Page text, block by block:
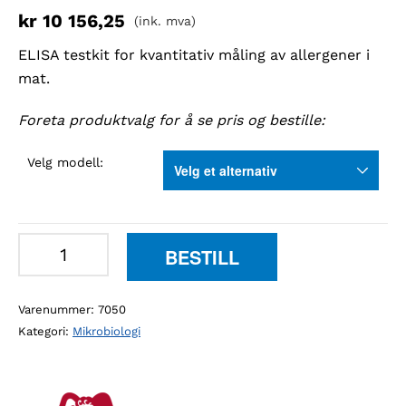
kr 10 156,25 (ink. mva)
ELISA testkit for kvantitativ måling av allergener i
mat.
Foreta produktvalg for å se pris og bestille:
Velg modell:
for
måling
BESTILL
Varenummer: 7050
Kategori: Mikrobiologi